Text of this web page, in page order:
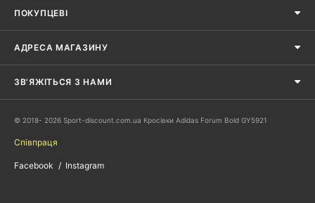
ПОКУПЦЕВІ
АДРЕСА МАГАЗИНУ
ЗВ'ЯЖІТЬСЯ З НАМИ
© 2018- 2026 Sport-discount.com.ua Кросівки Adidas Forum Bold GY5921
Співпраця
Facebook Instagram